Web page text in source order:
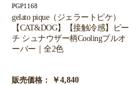
PGP1168
gelato pique（ジェラートピケ）
【CAT&DOG】【接触冷感】ビー
チ シュナウザー柄Coolingプルオ
ーバー｜全2色
販売価格： ￥4,840